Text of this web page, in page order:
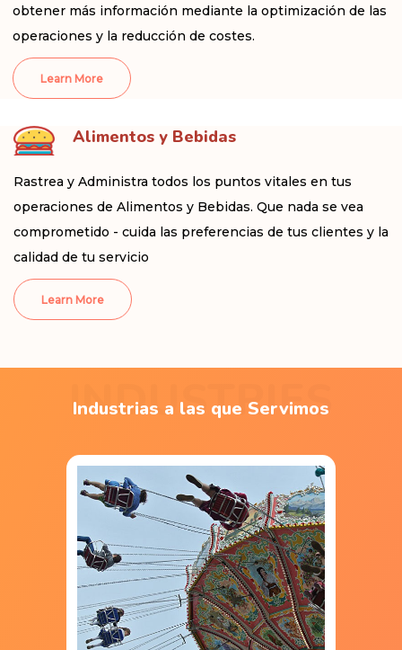
obtener más información mediante la optimización de las
operaciones y la reducción de costes.
Learn More
Alimentos y Bebidas
Rastrea y Administra todos los puntos vitales en tus
operaciones de Alimentos y Bebidas. Que nada se vea
comprometido - cuida las preferencias de tus clientes y la
calidad de tu servicio
Learn More
INDUSTRIES
Industrias a las que Servimos